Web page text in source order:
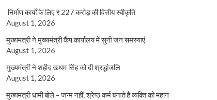
निर्माण कार्यों के लिए ₹ 227 करोड़ की वित्तीय स्वीकृति
August 1, 2026
मुख्यमंत्री ने मुख्यमंत्री कैंप कार्यालय में सुनीं जन समस्याएं
August 1, 2026
मुख्यमंत्री ने शहीद ऊधम सिंह को दी श्रद्धांजलि
August 1, 2026
मुख्यमंत्री धामी बोले – जन्म नहीं, श्रेष्ठ कर्म बनाते हैं व्यक्ति को महान